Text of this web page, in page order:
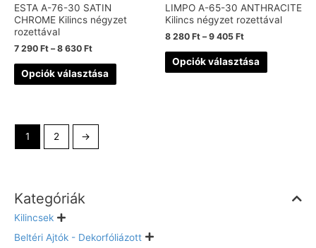
Kategóriák
Kilincsek
Beltéri Ajtók - Dekorfóliázott
ESTA A-76-30 SATIN
CHROME Kilincs négyzet
rozettával
7 290 Ft –8 630 Ft
Opciók választása
LIMPO A-65-30 ANTHRACITE
Kilincs négyzet rozettával
8 280 Ft –9 405 Ft
Opciók választása
1 2 →